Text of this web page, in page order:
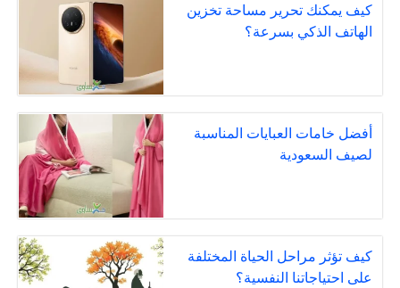
كيف يمكنك تحرير مساحة تخزين
الهاتف الذكي بسرعة؟
أفضل خامات العبايات المناسبة
لصيف السعودية
كيف تؤثر مراحل الحياة المختلفة
على احتياجاتنا النفسية؟